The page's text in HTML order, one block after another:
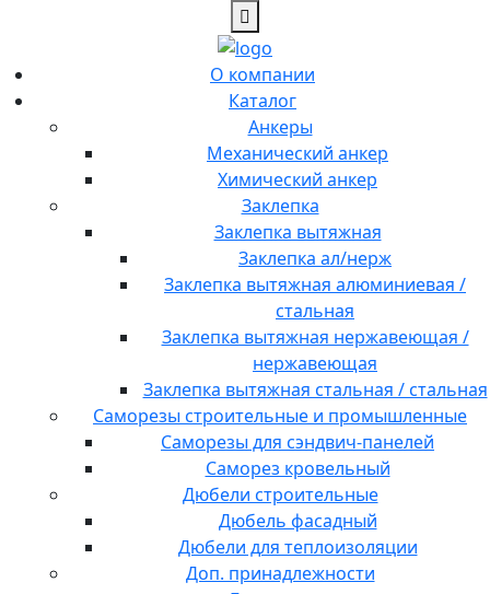
О компании
Каталог
Анкеры
Механический анкер
Химический анкер
Заклепка
Заклепка вытяжная
Заклепка ал/нерж
Заклепка вытяжная алюминиевая /
стальная
Заклепка вытяжная нержавеющая /
нержавеющая
Заклепка вытяжная стальная / стальная
Саморезы строительные и промышленные
Саморезы для сэндвич-панелей
Саморез кровельный
Дюбели строительные
Дюбель фасадный
Дюбели для теплоизоляции
Доп. принадлежности